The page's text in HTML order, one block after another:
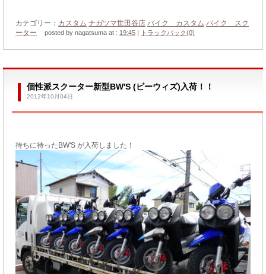
カテゴリー： カスタム ナガツマ世田谷店 バイク カスタム バイク スク
ーター
posted by nagatsuma at : 19:45 | トラックバック(0)
個性派スクーター新型BW'S (ビーウィズ)入荷！！
2012年10月04日
待ちに待ったBW'S が入荷しました！